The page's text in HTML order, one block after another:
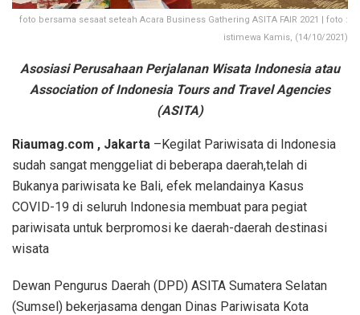
foto bersama sesaat seteah Acara Business Gathering ASITA FAIR 2021 | foto :
istimewa Kamis, (14/10/2021)
Asosiasi Perusahaan Perjalanan Wisata Indonesia atau
Association of Indonesia Tours and Travel Agencies
(ASITA)
Riaumag.com , Jakarta –Kegilat Pariwisata di Indonesia
sudah sangat menggeliat di beberapa daerah,telah di
Bukanya pariwisata ke Bali, efek melandainya Kasus
COVID-19 di seluruh Indonesia membuat para pegiat
pariwisata untuk berpromosi ke daerah-daerah destinasi
wisata
Dewan Pengurus Daerah (DPD) ASITA Sumatera Selatan
(Sumsel) bekerjasama dengan Dinas Pariwisata Kota